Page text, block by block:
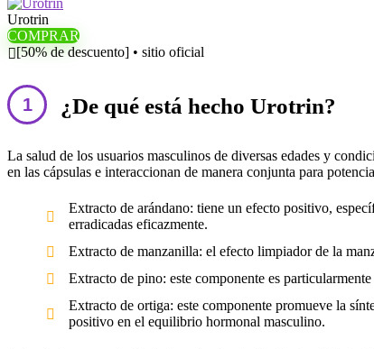
Urotrin
COMPRAR
[50% de descuento] • sitio oficial
¿De qué está hecho Urotrin?
La salud de los usuarios masculinos de diversas edades y
en las cápsulas e interaccionan de manera conjunta para
Extracto de arándano: tiene un efecto positivo,
erradicadas eficazmente.
Extracto de manzanilla: el efecto limpiador de la
Extracto de pino: este componente es
Extracto de ortiga: este componente promueve la
positivo en el equilibrio hormonal masculino.